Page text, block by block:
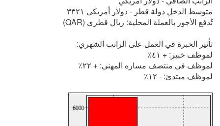
متوسط الدخل دولة قطر - دولار أمريكي ٣٣٢١
تُدفع الأجور بالعملة المحلية: ريال قطري (QAR)
تأثير الخبرة في العمل على الراتب الشهري:
لموظف خبير: + ٤١٪
لموظف في منتصف مساره المهني: + ٢٢٪
لموظف مبتدئ: - ١٢٪